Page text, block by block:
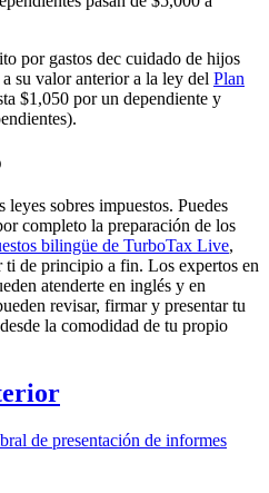
por gastos dec cuidado de hijos
su valor anterior a la ley del Plan
$1,050 por un dependiente y
sobres impuestos. Puedes
completo la preparación de los
bilingüe de TurboTax Live,
ti de principio a fin. Los expertos en
atenderte en inglés y en
revisar, firmar y presentar tu
la comodidad de tu propio
de presentación de informes